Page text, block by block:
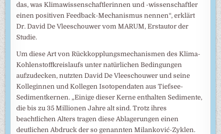
das, was Klimawissenschaftlerinnen und -wissenschaftler
einen positiven Feedback-Mechanismus nennen“, erklärt
Dr. David De Vleeschouwer vom MARUM, Erstautor der
Studie.
Um diese Art von Rückkopplungsmechanismen des Klima-
Kohlenstoffkreislaufs unter natürlichen Bedingungen
aufzudecken, nutzten David De Vleeschouwer und seine
Kolleginnen und Kollegen Isotopendaten aus Tiefsee-
Sedimentkernen. „Einige dieser Kerne enthalten Sedimente,
die bis zu 35 Millionen Jahre alt sind. Trotz ihres
beachtlichen Alters tragen diese Ablagerungen einen
deutlichen Abdruck der so genannten Milanković-Zyklen.